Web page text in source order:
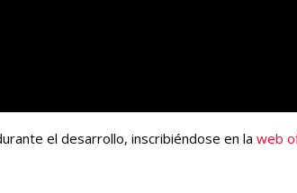
el desarrollo, inscribiéndose en la web